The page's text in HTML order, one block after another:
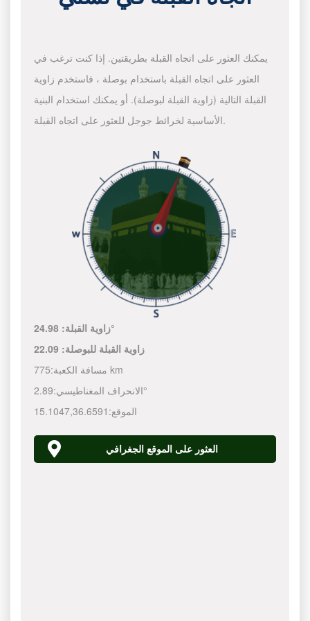
يمكنك العثور على اتجاه القبلة بطريقتين. إذا كنت ترغب في
العثور على اتجاه القبلة باستخدام بوصلة ، فاستخدم زاوية
القبلة التالية (زاوية القبلة لبوصلة). أو يمكنك استخدام البنية
الأساسية لخرائط جوجل للعثور على اتجاه القبلة.
زاوية القبلة:24.98°
زاوية القبلة للبوصلة: 22.09
مسافة الكعبة: 775 km
الانحراف المغناطيسي:2.89°
الموقع:
15.1047,36.6591
العثور على الموقع الجغرافي